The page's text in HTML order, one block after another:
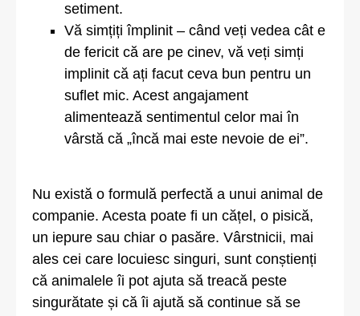
setiment.
Vă simțiți împlinit – când veți vedea cât e
de fericit că are pe cinev, vă veți simți
implinit că ați facut ceva bun pentru un
suflet mic. Acest angajament
alimentează sentimentul celor mai în
vârstă că „încă mai este nevoie de ei”.
Nu există o formulă perfectă a unui animal de
companie. Acesta poate fi un cățel, o pisică,
un iepure sau chiar o pasăre. Vârstnicii, mai
ales cei care locuiesc singuri, sunt conștienți
că animalele îi pot ajuta să treacă peste
singurătate și că îi ajută să continue să se